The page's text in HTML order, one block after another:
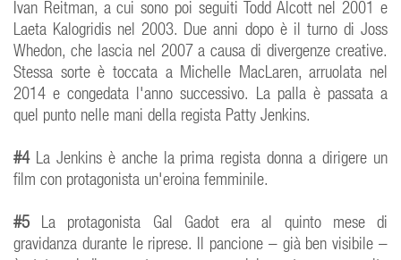
Ivan Reitman, a cui sono poi seguiti Todd Alcott nel 2001 e
Laeta Kalogridis nel 2003. Due anni dopo è il turno di Joss
Whedon, che lascia nel 2007 a causa di divergenze creative.
Stessa sorte è toccata a Michelle MacLaren, arruolata nel
2014 e congedata l'anno successivo. La palla è passata a
quel punto nelle mani della regista Patty Jenkins.
#4 La Jenkins è anche la prima regista donna a dirigere un
film con protagonista un'eroina femminile.
#5 La protagonista Gal Gadot era al quinto mese di
gravidanza durante le riprese. Il pancione – già ben visibile –